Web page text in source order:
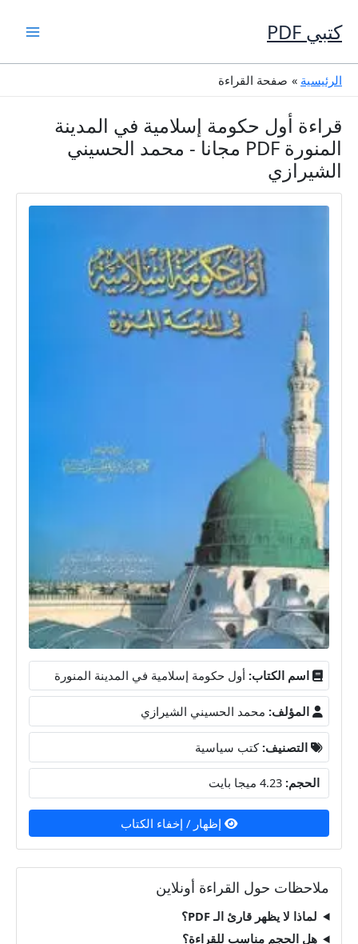
إلى
المحتوى
كتبي PDF
الرئيسية صفحة القراءة
قراءة أول حكومة إسلامية في المدينة
المنورة PDF مجانا - محمد الحسيني
الشيرازي
اسم الكتاب: أول حكومة إسلامية في المدينة المنورة
المؤلف: محمد الحسيني الشيرازي
التصنيف: كتب سياسية
الحجم:
إظهار / إخفاء الكتاب
ملاحظات حول القراءة أونلاين
لماذا لا يظهر قارئ الـ PDF؟
هل الحجم مناسب للقراءة؟